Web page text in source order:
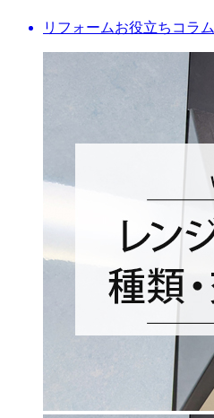
リフォームお役立ちコラム